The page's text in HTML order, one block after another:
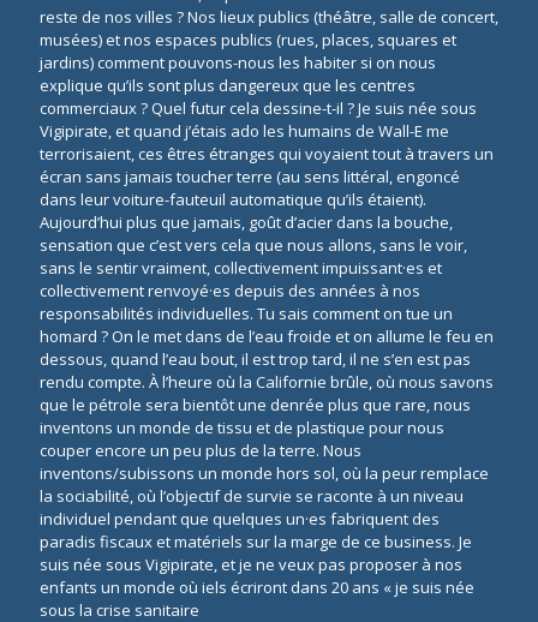
reste de nos villes ? Nos lieux publics (théâtre, salle de concert,
musées) et nos espaces publics (rues, places, squares et
jardins) comment pouvons-nous les habiter si on nous
explique qu’ils sont plus dangereux que les centres
commerciaux ? Quel futur cela dessine-t-il ? Je suis née sous
Vigipirate, et quand j’étais ado les humains de Wall-E me
terrorisaient, ces êtres étranges qui voyaient tout à travers un
écran sans jamais toucher terre (au sens littéral, engoncé
dans leur voiture-fauteuil automatique qu’ils étaient).
Aujourd’hui plus que jamais, goût d’acier dans la bouche,
sensation que c’est vers cela que nous allons, sans le voir,
sans le sentir vraiment, collectivement impuissant·es et
collectivement renvoyé·es depuis des années à nos
responsabilités individuelles. Tu sais comment on tue un
homard ? On le met dans de l’eau froide et on allume le feu en
dessous, quand l’eau bout, il est trop tard, il ne s’en est pas
rendu compte. À l’heure où la Californie brûle, où nous savons
que le pétrole sera bientôt une denrée plus que rare, nous
inventons un monde de tissu et de plastique pour nous
couper encore un peu plus de la terre. Nous
inventons/subissons un monde hors sol, où la peur remplace
la sociabilité, où l’objectif de survie se raconte à un niveau
individuel pendant que quelques un·es fabriquent des
paradis fiscaux et matériels sur la marge de ce business. Je
suis née sous Vigipirate, et je ne veux pas proposer à nos
enfants un monde où iels écriront dans 20 ans « je suis née
sous la crise sanitaire